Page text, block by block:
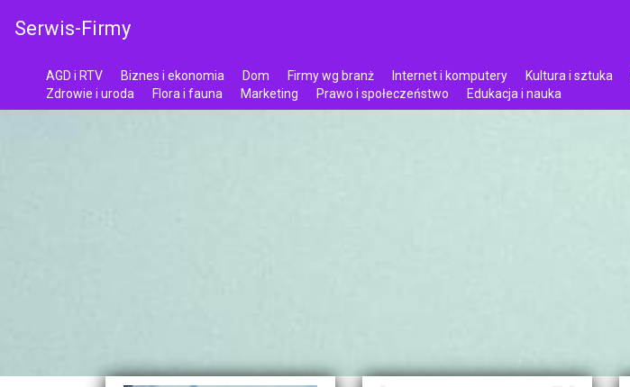
Serwis-Firmy
AGD i RTV Biznes i ekonomia Dom Firmy wg branż Internet i komputery Kultura i sztuka
Zdrowie i uroda
Flora i fauna Marketing Prawo i społeczeństwo Edukacja i nauka